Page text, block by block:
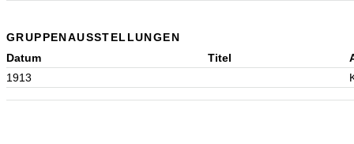
GRUPPENAUSSTELLUNGEN
Datum
Titel
1913